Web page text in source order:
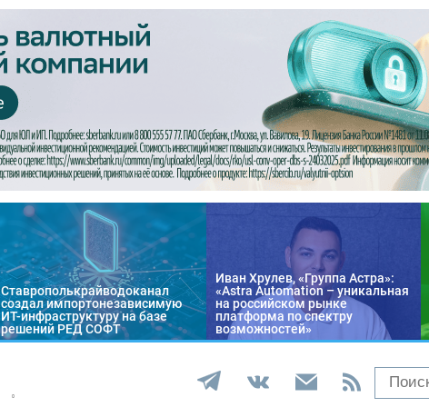
Ставрополькрайводоканал
создал импортонезависимую
ИТ-инфраструктуру на базе
решений РЕД СОФТ
Иван Хрулев, «Группа Астра»:
«Astra Automation – уникальная
на российском рынке
платформа по спектру
возможностей»
°